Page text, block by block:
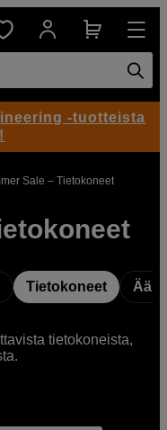
Sale – Tietokoneet
Tietokoneet Ääni
tietokoneista,
-tuotteista